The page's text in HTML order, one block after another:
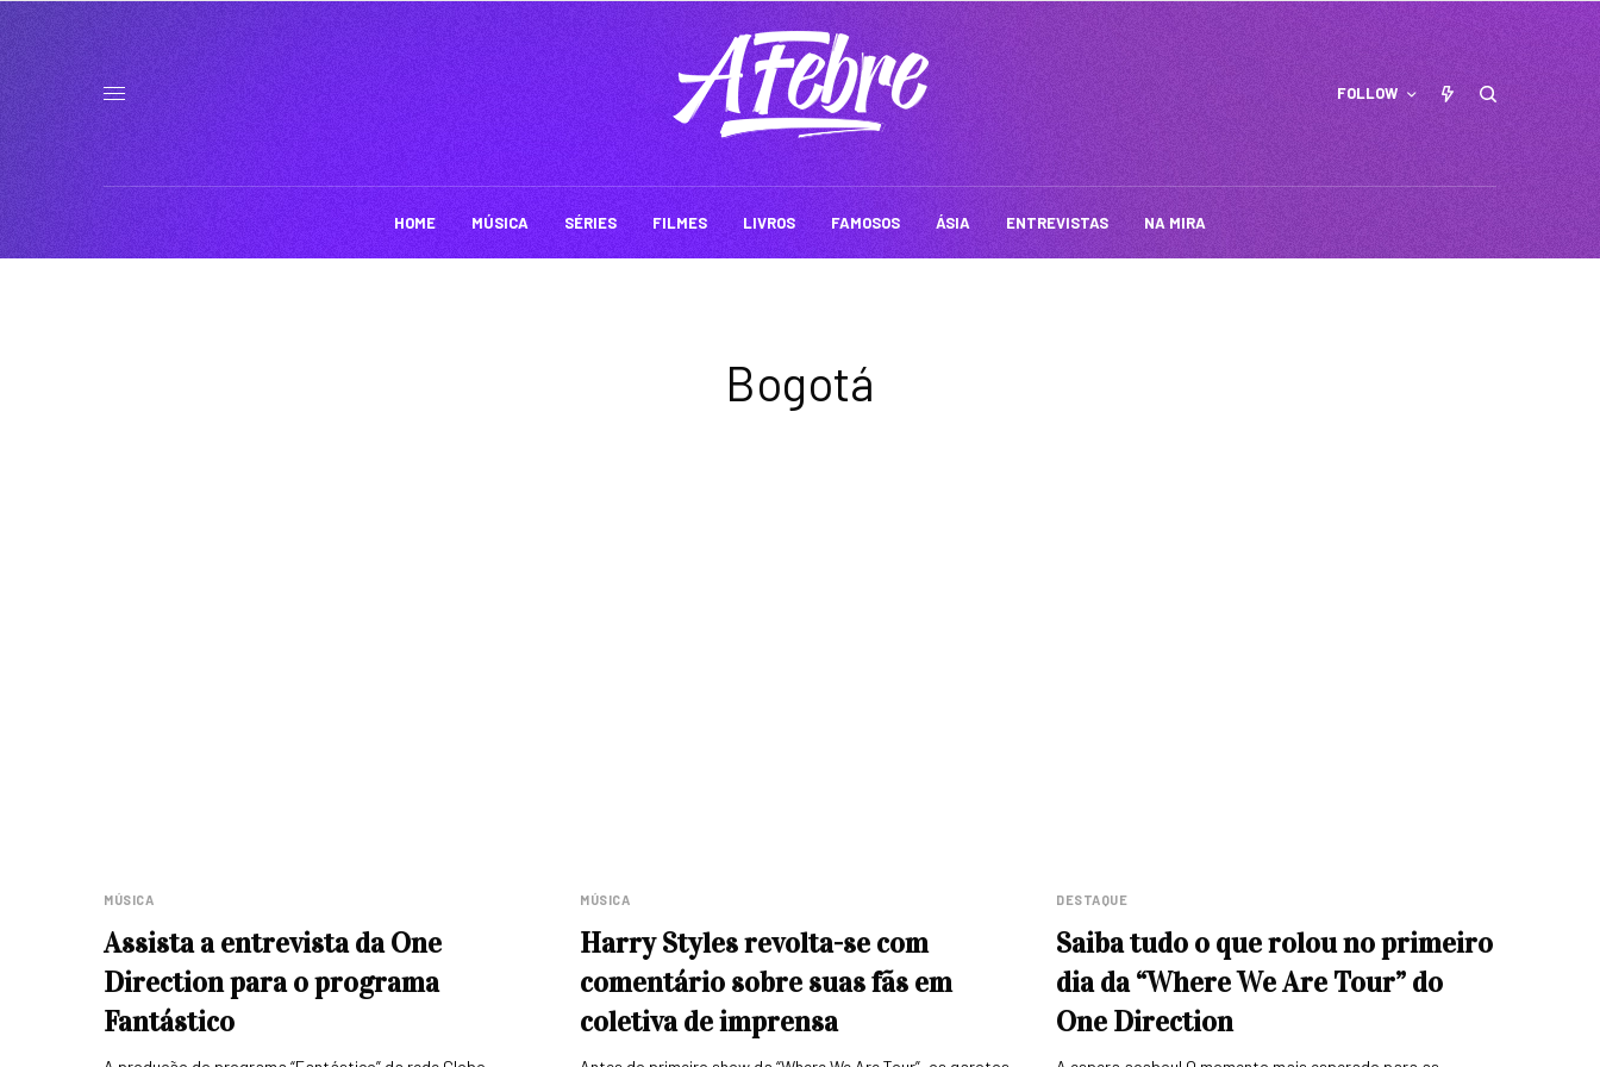
FOLLOW
HOME MÚSICA SÉRIES FILMES LIVROS FAMOSOS ÁSIA ENTREVISTAS NA MIRA
Bogotá
MÚSICA
Assista a entrevista da One
Direction para o programa
Fantástico
MÚSICA
Harry Styles revolta-se com
comentário sobre suas fãs em
coletiva de imprensa
DESTAQUE
Saiba tudo o que rolou no primeiro
dia da “Where We Are Tour” do
One Direction